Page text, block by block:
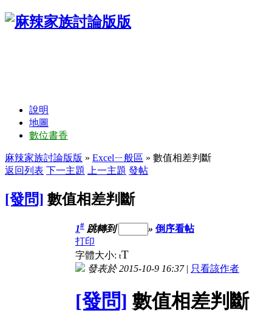
說明
地圖
數位書香
麻辣家族討論版版 » Excelㄧ般區 » 數值相差判斷
返回列表 下一主題 上一主題 發帖
[發問] 數值相差判斷
1# 跳轉到 » 倒序看帖
打印
字體大小: tT
發表於 2015-10-9 16:37| 只看該作者
[發問] 數值相差判斷